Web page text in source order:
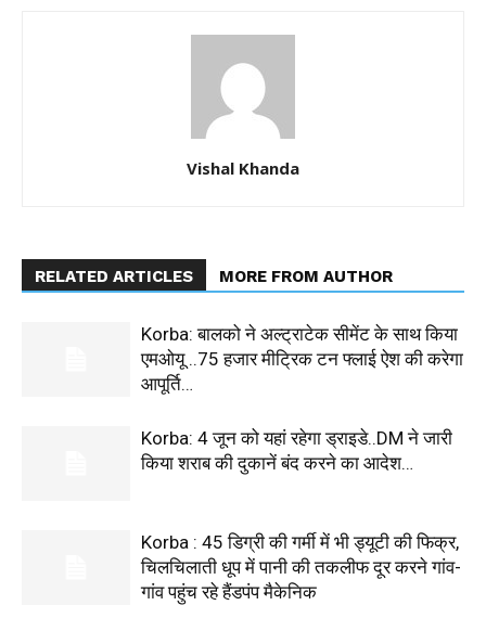
Vishal Khanda
RELATED ARTICLES MORE FROM AUTHOR
Korba: बालको ने अल्ट्राटेक सीमेंट के साथ किया
एमओयू ..75 हजार मीट्रिक टन फ्लाई ऐश की करेगा
आपूर्ति…
Korba: 4 जून को यहां रहेगा ड्राइडे..DM ने जारी
किया शराब की दुकानें बंद करने का आदेश…
Korba : 45 डिग्री की गर्मी में भी ड्यूटी की फिक्र,
चिलचिलाती धूप में पानी की तकलीफ दूर करने गांव-
गांव पहुंच रहे हैंडपंप मैकेनिक